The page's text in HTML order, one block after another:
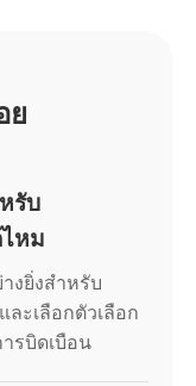
ย
รับ
หม
งยิ่งสำหรับ
ละเลือกตัวเลือก
รบิดเบือน